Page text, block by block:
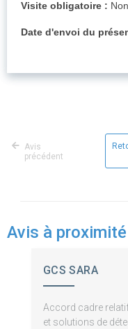
Visite obligatoire : Non
Date d'envoi du
Avis
précédent
Avis à proximité
GCS SARA
Accord cadre
et solutions de